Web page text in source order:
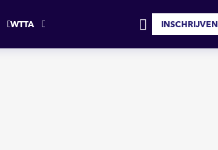
WTTA
MIJN
INSCHRIJVEN
SOLLICITEER